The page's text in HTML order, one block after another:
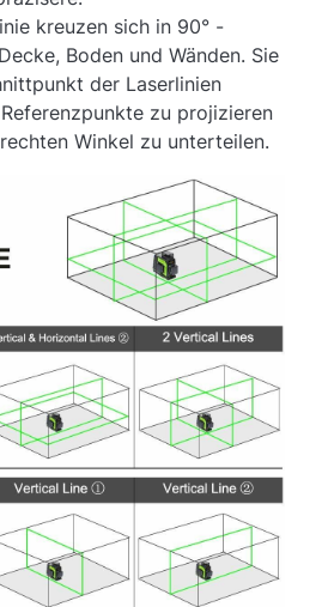
kreuzen sich in 90° -
Boden und Wänden. Sie
der Laserlinien
zu projizieren
Winkel zu unterteilen.